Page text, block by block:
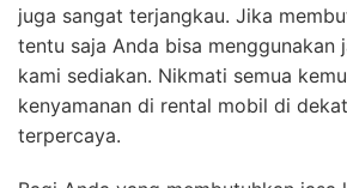
juga sangat terjangkau. Jika
tentu saja Anda bisa menggunakan
kami sediakan. Nikmati semua
kenyamanan di rental mobil di
terpercaya.